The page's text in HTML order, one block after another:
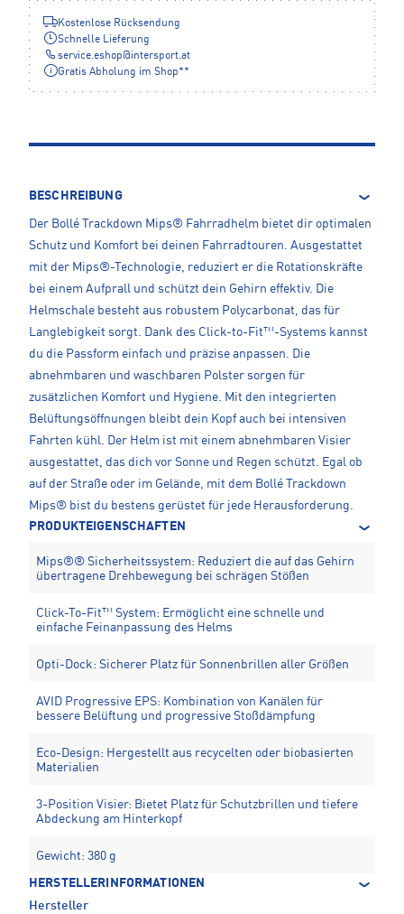
Kostenlose Rücksendung
Schnelle Lieferung
service.eshop@intersport.at
Gratis Abholung im Shop**
BESCHREIBUNG
Der Bollé Trackdown Mips® Fahrradhelm bietet dir optimalen
Schutz und Komfort bei deinen Fahrradtouren. Ausgestattet
mit der Mips®-Technologie, reduziert er die Rotationskräfte
bei einem Aufprall und schützt dein Gehirn effektiv. Die
Helmschale besteht aus robustem Polycarbonat, das für
Langlebigkeit sorgt. Dank des Click-to-Fit™-Systems kannst
du die Passform einfach und präzise anpassen. Die
abnehmbaren und waschbaren Polster sorgen für
zusätzlichen Komfort und Hygiene. Mit den integrierten
Belüftungsöffnungen bleibt dein Kopf auch bei intensiven
Fahrten kühl. Der Helm ist mit einem abnehmbaren Visier
ausgestattet, das dich vor Sonne und Regen schützt. Egal ob
auf der Straße oder im Gelände, mit dem Bollé Trackdown
Mips® bist du bestens gerüstet für jede Herausforderung.
PRODUKTEIGENSCHAFTEN
Mips®® Sicherheitssystem: Reduziert die auf das Gehirn
übertragene Drehbewegung bei schrägen Stößen
Click-To-Fit™ System: Ermöglicht eine schnelle und
einfache Feinanpassung des Helms
Opti-Dock: Sicherer Platz für Sonnenbrillen aller Größen
AVID Progressive EPS: Kombination von Kanälen für
bessere Belüftung und progressive Stoßdämpfung
Eco-Design: Hergestellt aus recycelten oder biobasierten
Materialien
3-Position Visier: Bietet Platz für Schutzbrillen und tiefere
Abdeckung am Hinterkopf
Gewicht: 380 g
HERSTELLERINFORMATIONEN
Hersteller